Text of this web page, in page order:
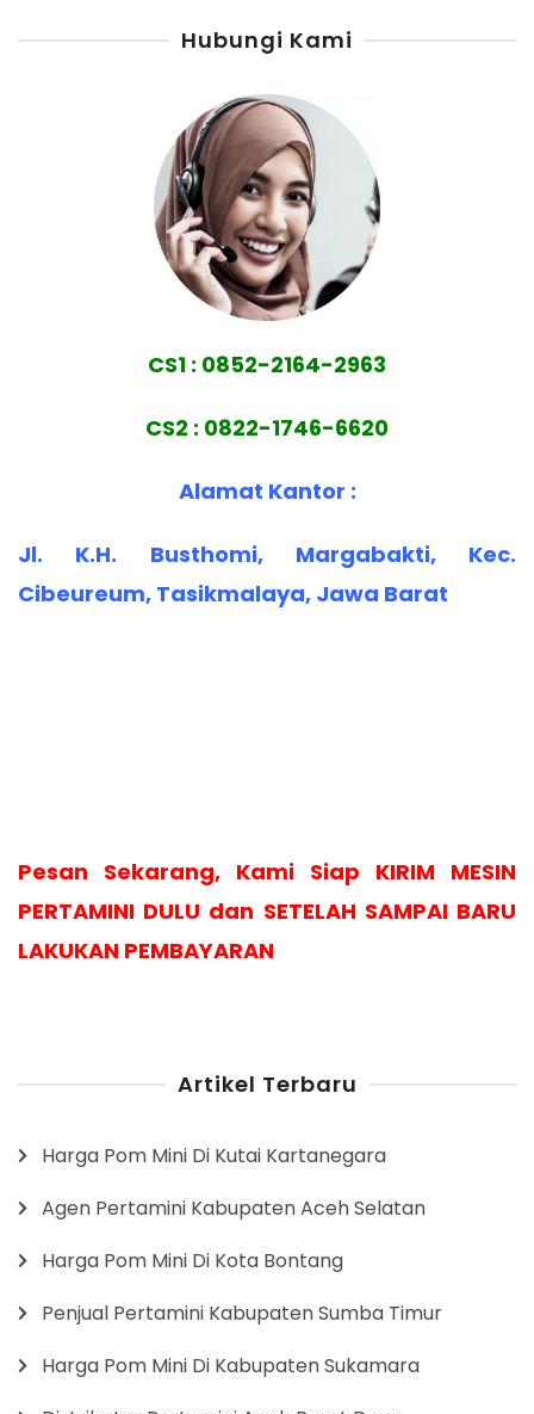
Hubungi Kami
CS1 : 0852-2164-2963
CS2 : 0822-1746-6620
Alamat Kantor :
Jl. K.H. Busthomi, Margabakti, Kec.
Cibeureum, Tasikmalaya, Jawa Barat
Pesan Sekarang, Kami Siap KIRIM MESIN
PERTAMINI DULU dan SETELAH SAMPAI BARU
LAKUKAN PEMBAYARAN
Artikel Terbaru
Harga Pom Mini Di Kutai Kartanegara
Agen Pertamini Kabupaten Aceh Selatan
Harga Pom Mini Di Kota Bontang
Penjual Pertamini Kabupaten Sumba Timur
Harga Pom Mini Di Kabupaten Sukamara